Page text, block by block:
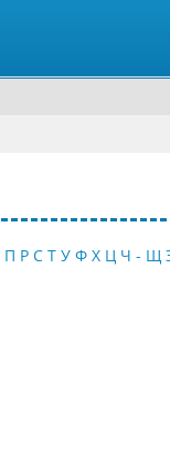
П Р С Т У Ф Х Ц Ч - Щ